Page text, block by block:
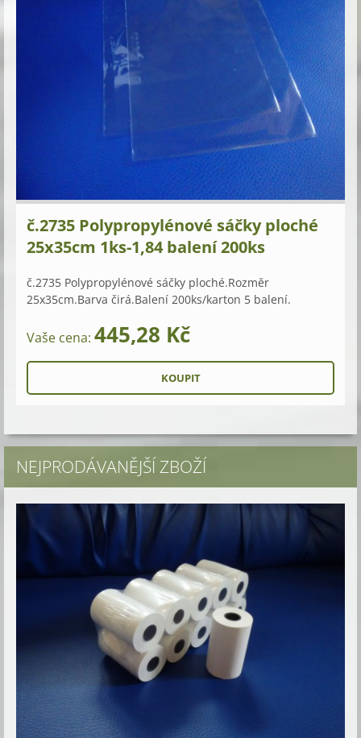
č.2735 Polypropylénové sáčky ploché
25x35cm 1ks-1,84 balení 200ks
č.2735 Polypropylénové sáčky ploché.Rozměr
25x35cm.Barva čirá.Balení 200ks/karton 5 balení.
Vaše cena: 445,28 Kč
NEJPRODÁVANĚJŠÍ ZBOŽÍ